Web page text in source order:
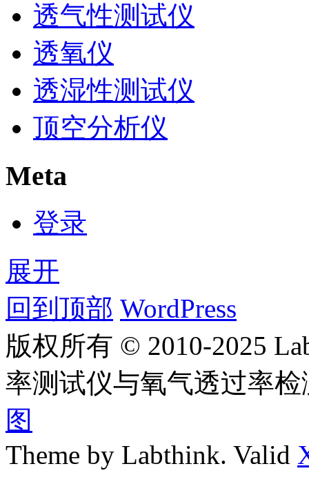
透气性测试仪
透氧仪
透湿性测试仪
顶空分析仪
Meta
登录
展开
回到顶部 WordPress
版权所有 © 2010-2025
率测试仪与氧气透过率
图
Theme by Labthink. Valid